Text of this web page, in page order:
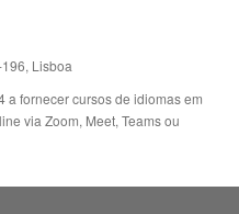
Lisboa
a fornecer cursos de idiomas em
via Zoom, Meet, Teams ou